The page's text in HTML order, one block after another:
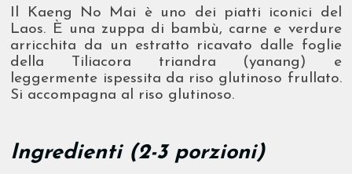
Il Kaeng No Mai è uno dei piatti iconici del
Laos. È una zuppa di bambù, carne e verdure
arricchita da un estratto ricavato dalle foglie
della Tiliacora triandra (yanang) e
leggermente ispessita da riso glutinoso frullato.
Si accompagna al riso glutinoso.
Ingredienti (2-3 porzioni)